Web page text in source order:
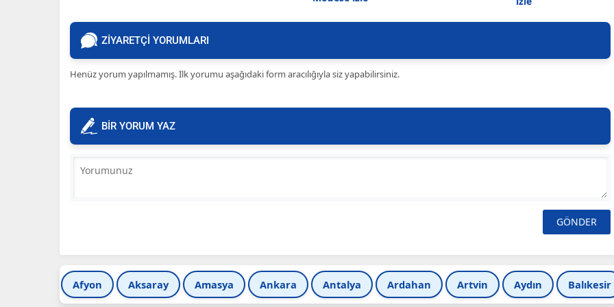
ZİYARETÇİ YORUMLARI
Henüz yorum yapılmamış. İlk yorumu aşağıdaki form aracılığıyla siz yapabilirsiniz.
BİR YORUM YAZ
Afyon Aksaray Amasya Ankara Antalya Ardahan Artvin Aydın Balıkesir